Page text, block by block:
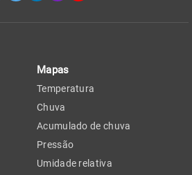
Mapas
Temperatura
Chuva
Acumulado de chuva
Pressão
Umidade relativa